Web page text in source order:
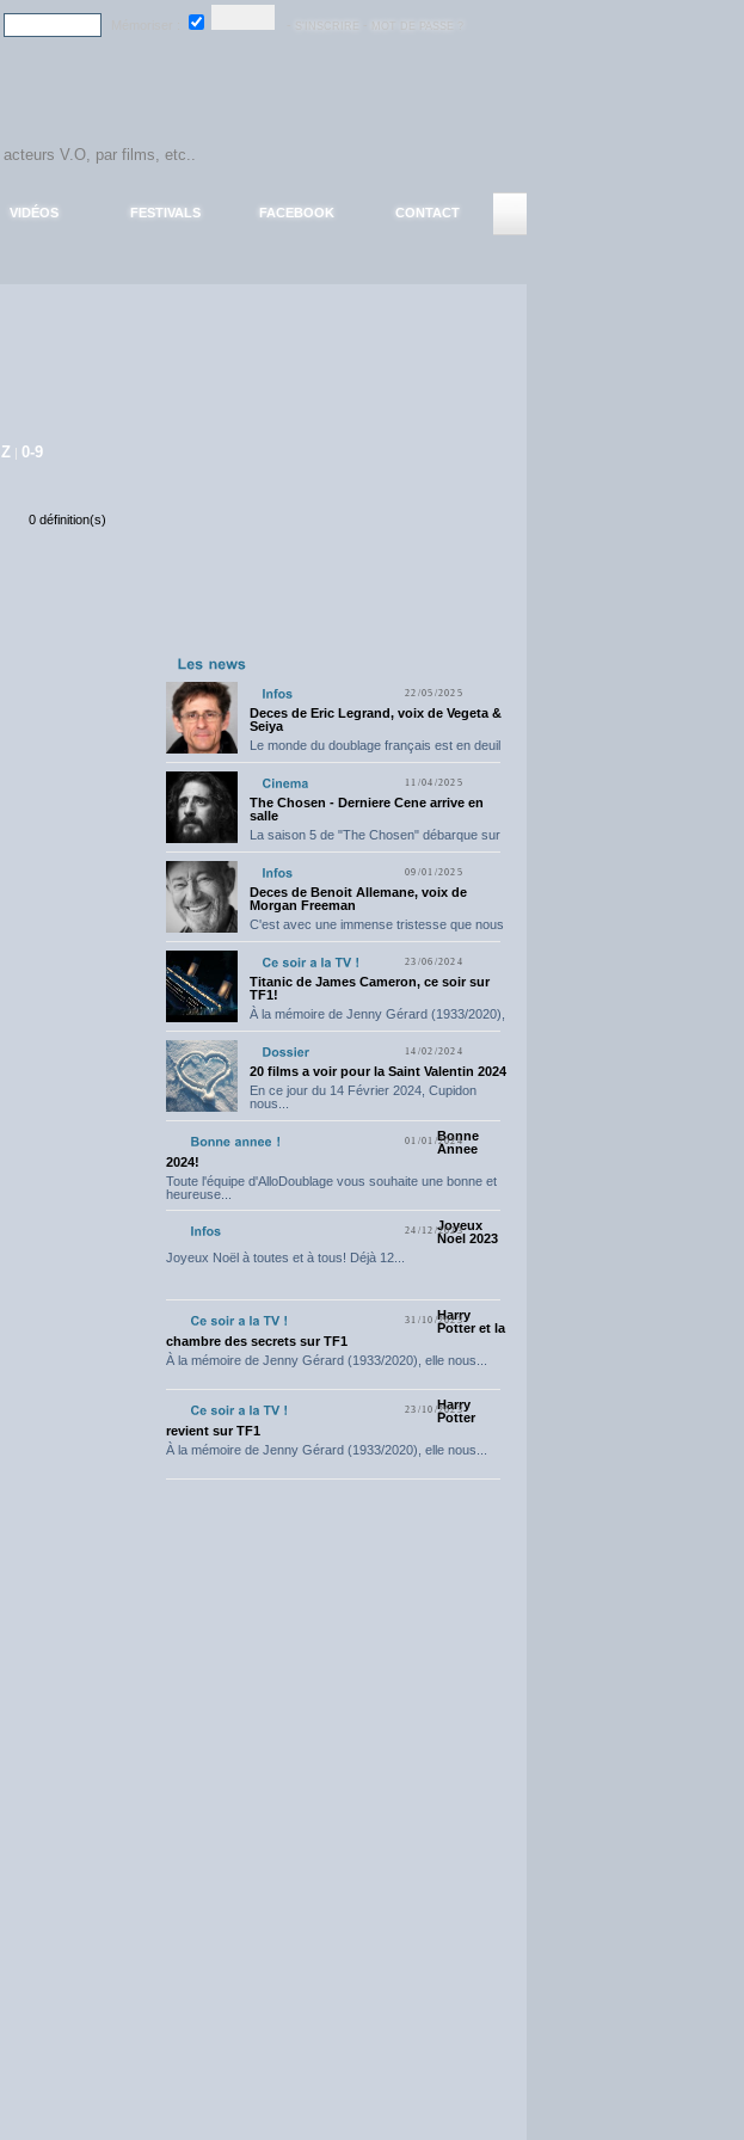
VIDÉOS FESTIVALS FACEBOOK CONTACT
Z |0-9
0 définition(s)
22/05/2025
Deces de Eric Legrand, voix de Vegeta &
Seiya
Le monde du doublage français est en deuil
11/04/2025
The Chosen - Derniere Cene arrive en
salle
La saison 5 de "The Chosen" débarque sur
09/01/2025
Deces de Benoit Allemane, voix de
Morgan Freeman
C'est avec une immense tristesse que nous
23/06/2024
Titanic de James Cameron, ce soir sur
TF1!
À la mémoire de Jenny Gérard (1933/2020),
14/02/2024
20 films a voir pour la Saint Valentin 2024
En ce jour du 14 Février 2024, Cupidon
nous...
01/01/2024
Bonne
Annee
2024!
Toute l'équipe d'AlloDoublage vous souhaite une bonne et
heureuse...
24/12/2023
Joyeux
Noel 2023
Joyeux Noël à toutes et à tous! Déjà 12...
31/10/2023
Harry
Potter et la
chambre des secrets sur TF1
À la mémoire de Jenny Gérard (1933/2020), elle nous...
23/10/2023
Harry
Potter
revient sur TF1
À la mémoire de Jenny Gérard (1933/2020), elle nous...